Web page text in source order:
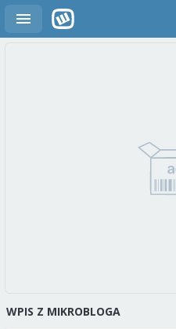
WPIS Z MIKROBLOGA